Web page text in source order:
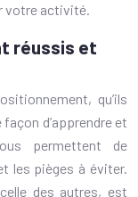
votre activité.
réussis et
qu’ils
d’apprendre et
permettent de
les pièges à éviter.
des autres, est